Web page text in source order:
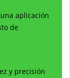
aplicación
de
y precisión